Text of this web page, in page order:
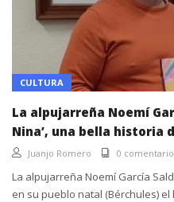
CULTURA
La alpujarreña Noemí
Nina’, una bella historia
Juanjo Romero 0
La alpujarreña Noemí García
en su pueblo natal (Bérchules) el